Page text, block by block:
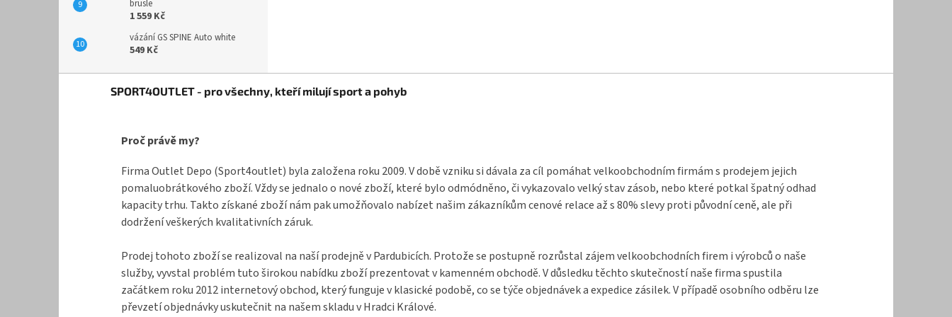
brusle
1 559 Kč
vázání GS SPINE Auto white
549 Kč
SPORT4OUTLET - pro všechny, kteří milují sport a pohyb
Proč právě my?
Firma Outlet Depo (Sport4outlet) byla založena roku 2009. V době vzniku si dávala za cíl pomáhat velkoobchodním firmám s prodejem jejich
pomaluobrátkového zboží. Vždy se jednalo o nové zboží, které bylo odmódněno, či vykazovalo velký stav zásob, nebo které potkal špatný odhad
kapacity trhu. Takto získané zboží nám pak umožňovalo nabízet našim zákazníkům cenové relace až s 80% slevy proti původní ceně, ale při
dodržení veškerých kvalitativních záruk.
Prodej tohoto zboží se realizoval na naší prodejně v Pardubicích. Protože se postupně rozrůstal zájem velkoobchodních firem i výrobců o naše
služby, vyvstal problém tuto širokou nabídku zboží prezentovat v kamenném obchodě. V důsledku těchto skutečností naše firma spustila
začátkem roku 2012 internetový obchod, který funguje v klasické podobě, co se týče objednávek a expedice zásilek. V případě osobního odběru lze
převzetí objednávky uskutečnit na našem skladu v Hradci Králové.